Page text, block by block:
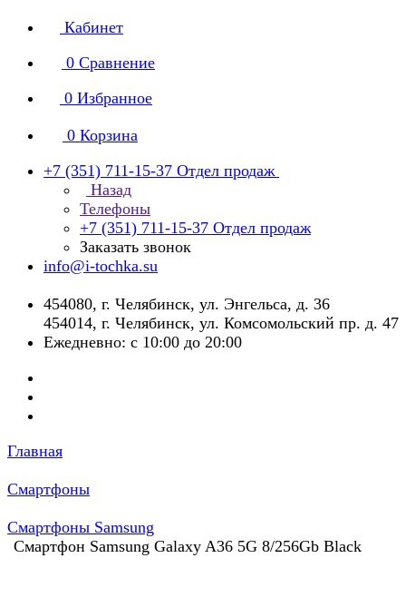
Кабинет
0 Сравнение
0 Избранное
0 Корзина
+7 (351) 711-15-37 Отдел продаж
Назад
Телефоны
+7 (351) 711-15-37 Отдел продаж
Заказать звонок
info@i-tochka.su
​454080, г. Челябинск, ул. Энгельса, д. 36
454014, г. Челябинск, ул. Комсомольский пр. д. 47
Ежедневно: с 10:00 до 20:00
Главная
Смартфоны
Смартфоны Samsung
Смартфон Samsung Galaxy A36 5G 8/256Gb Black